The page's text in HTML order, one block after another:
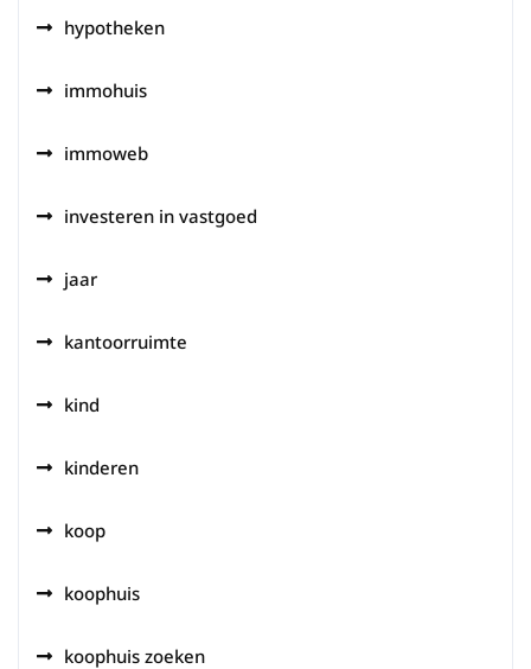
hypotheken
immohuis
immoweb
investeren in vastgoed
jaar
kantoorruimte
kind
kinderen
koop
koophuis
koophuis zoeken